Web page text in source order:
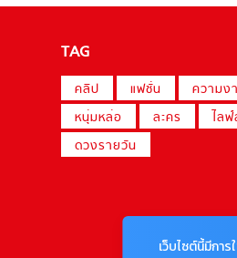
TAG
คลิป แฟชั่น ความง
หนุ่มหล่อ
ละคร
ไล
ดวงรายวัน
เว็บไซต์นี้มีกา